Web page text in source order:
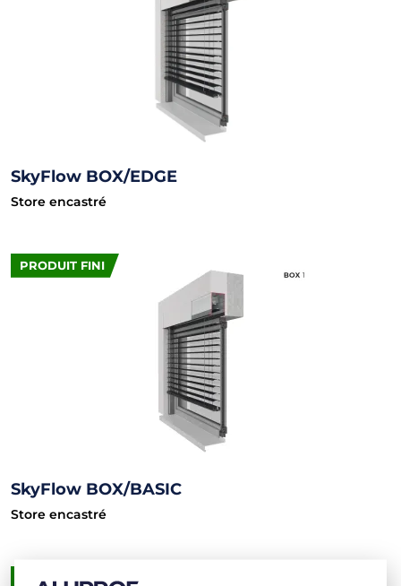
SkyFlow BOX/EDGE
Store encastré
PRODUIT FINI
SkyFlow BOX/BASIC
Store encastré
PRODUIT FINI